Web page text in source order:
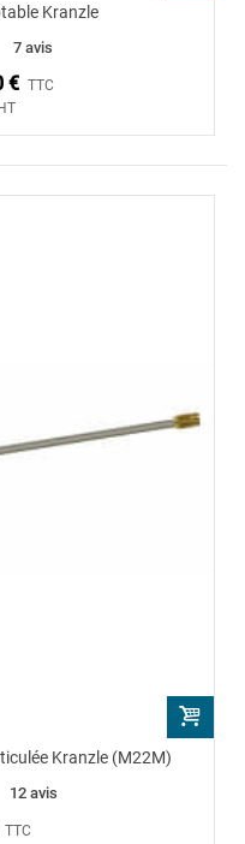
Kranzle
7 avis
€ TTC
Kranzle (M22M)
12 avis
TTC